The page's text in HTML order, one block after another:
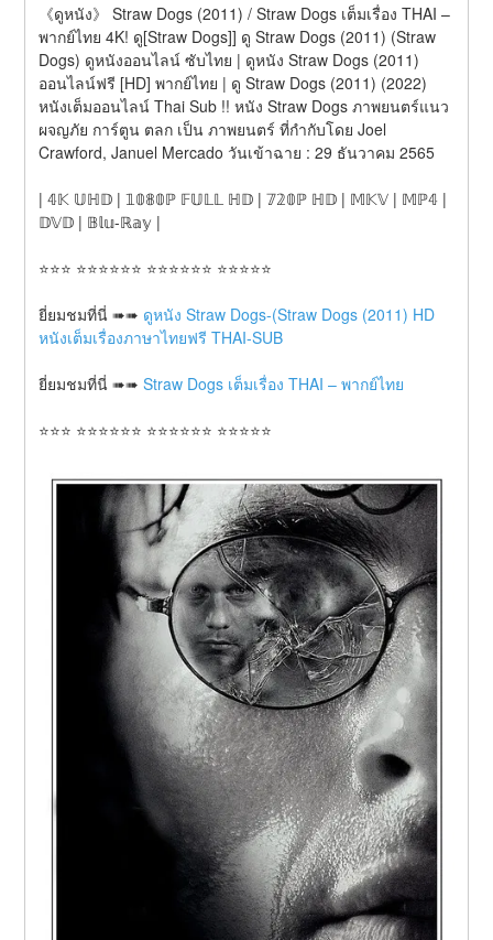
《ดูหนัง》 Straw Dogs (2011) / Straw Dogs เต็มเรื่อง THAI –
พากย์ไทย 4K! ดู[Straw Dogs]] ดู Straw Dogs (2011) (Straw
Dogs) ดูหนังออนไลน์ ซับไทย | ดูหนัง Straw Dogs (2011)
ออนไลน์ฟรี [HD] พากย์ไทย | ดู Straw Dogs (2011) (2022)
หนังเต็มออนไลน์ Thai Sub !! หนัง Straw Dogs ภาพยนตร์แนว
ผจญภัย การ์ตูน ตลก เป็น ภาพยนตร์ ที่กำกับโดย Joel
Crawford, Januel Mercado วันเข้าฉาย : 29 ธันวาคม 2565
| 𝟜𝕂 𝕌ℍ𝔻 | 𝟙𝟘𝟠𝟘ℙ 𝔽𝕌𝕃𝕃 ℍ𝔻 | 𝟟𝟚𝟘ℙ ℍ𝔻 | 𝕄𝕂𝕍 | 𝕄ℙ𝟜 |
𝔻𝕍𝔻 | 𝔹𝕝𝕦-ℝ𝕒𝕪 |
⭐⭐⭐ ⭐⭐⭐⭐⭐⭐ ⭐⭐⭐⭐⭐⭐ ⭐⭐⭐⭐⭐
ยี่ยมชมที่นี่ ➠➠ ดูหนัง Straw Dogs-(Straw Dogs (2011) HD
หนังเต็มเรื่องภาษาไทยฟรี THAI-SUB
ยี่ยมชมที่นี่ ➠➠ Straw Dogs เต็มเรื่อง THAI – พากย์ไทย
⭐⭐⭐ ⭐⭐⭐⭐⭐⭐ ⭐⭐⭐⭐⭐⭐ ⭐⭐⭐⭐⭐